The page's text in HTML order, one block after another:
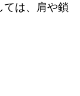
ては、肩や鎖